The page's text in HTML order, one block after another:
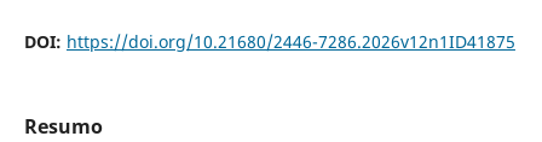
DOI: https://doi.org/10.21680/2446-7286.2026v12n1ID41875
Resumo